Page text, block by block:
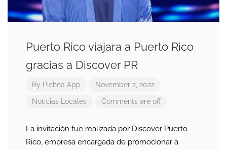
Puerto Rico viajara a Puerto Rico
gracias a Discover PR
By Pichea App November 2, 2022
Noticias Locales Comments are off
La invitación fue realizada por Discover Puerto
Rico, empresa encargada de promocionar a